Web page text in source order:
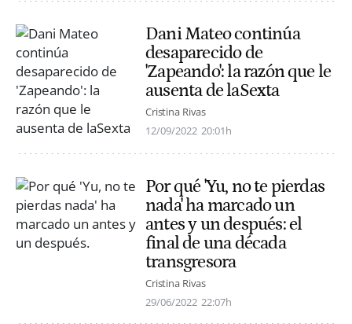
Dani Mateo continúa
desaparecido de
'Zapeando': la razón que le
ausenta de laSexta
Cristina Rivas
12/09/2022 20:01h
Por qué 'Yu, no te pierdas
nada' ha marcado un
antes y un después: el
final de una década
transgresora
Cristina Rivas
29/06/2022 22:07h